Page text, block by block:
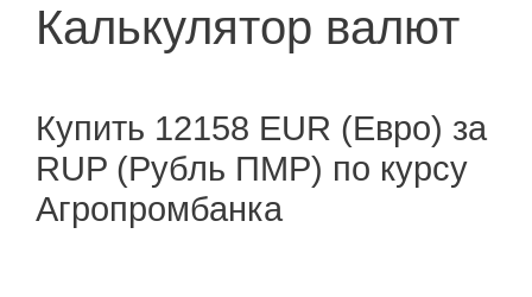
Калькулятор валют
Купить 12158 EUR (Евро) за
RUP (Рубль ПМР) по курсу
Агропромбанка